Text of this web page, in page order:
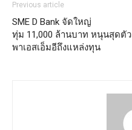
Previous article
SME D Bank จัดใหญ่
ทุ่ม 11,000 ล้านบาท หนุนสุดตัว
พาเอสเอ็มอีถึงแหล่งทุน